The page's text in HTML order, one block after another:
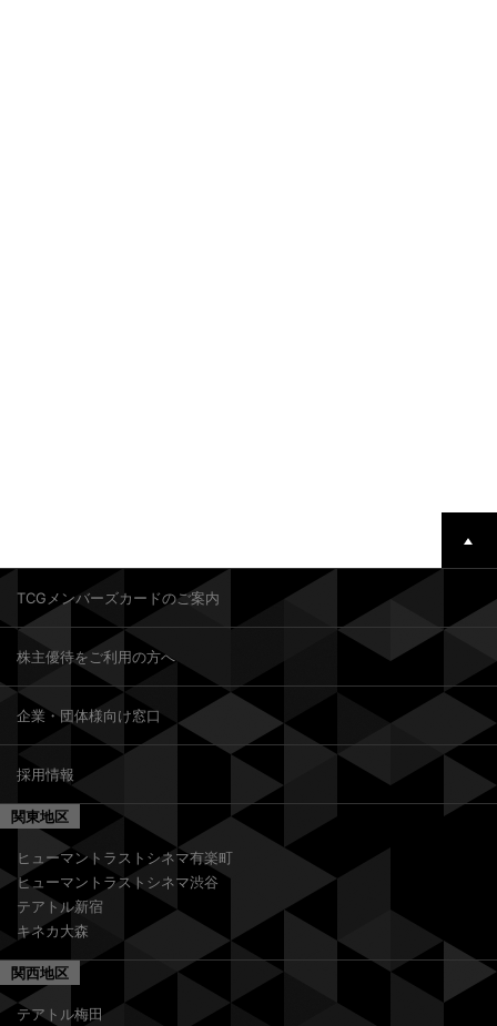
TCGメンバーズカードのご案内
株主優待をご利用の方へ
企業・団体様向け窓口
採用情報
関東地区
ヒューマントラストシネマ有楽町
ヒューマントラストシネマ渋谷
テアトル新宿
キネカ大森
関西地区
テアトル梅田